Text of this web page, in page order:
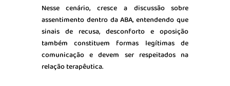
Nesse cenário, cresce a discussão sobre
assentimento dentro da ABA, entendendo que
sinais de recusa, desconforto e oposição
também constituem formas legítimas de
comunicação e devem ser respeitados na
relação terapêutica.